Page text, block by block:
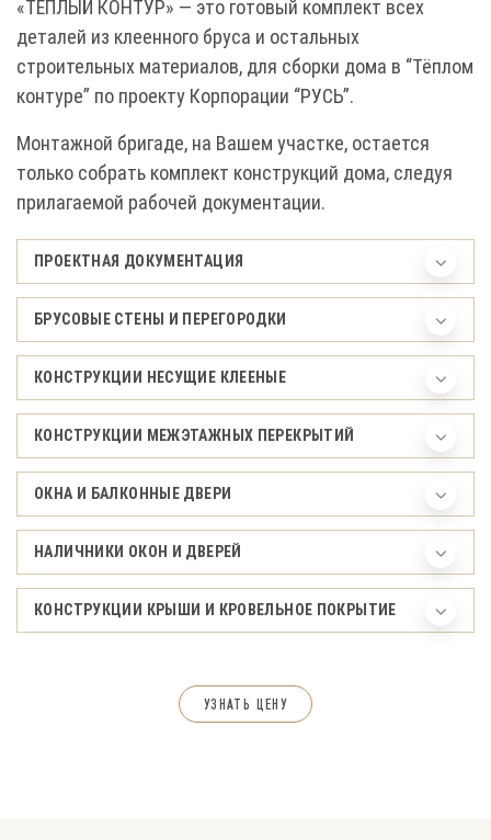
«ТЁПЛЫЙ КОНТУР» — это готовый комплект всех
деталей из клеенного бруса и остальных
строительных материалов, для сборки дома в “Тёплом
контуре” по проекту Корпорации “РУСЬ”.
Монтажной бригаде, на Вашем участке, остается
только собрать комплект конструкций дома, следуя
прилагаемой рабочей документации.
ПРОЕКТНАЯ ДОКУМЕНТАЦИЯ
БРУСОВЫЕ СТЕНЫ И ПЕРЕГОРОДКИ
КОНСТРУКЦИИ НЕСУЩИЕ КЛЕЕНЫЕ
КОНСТРУКЦИИ МЕЖЭТАЖНЫХ ПЕРЕКРЫТИЙ
ОКНА И БАЛКОННЫЕ ДВЕРИ
НАЛИЧНИКИ ОКОН И ДВЕРЕЙ
КОНСТРУКЦИИ КРЫШИ И КРОВЕЛЬНОЕ ПОКРЫТИЕ
УЗНАТЬ ЦЕНУ